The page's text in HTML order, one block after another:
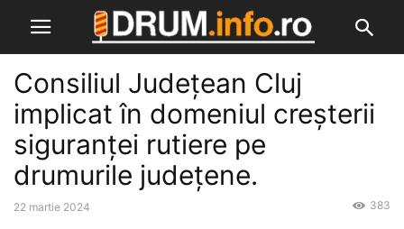
Consiliul Județean Cluj
implicat în domeniul creșterii
siguranței rutiere pe
drumurile județene.
22 martie 2024 383